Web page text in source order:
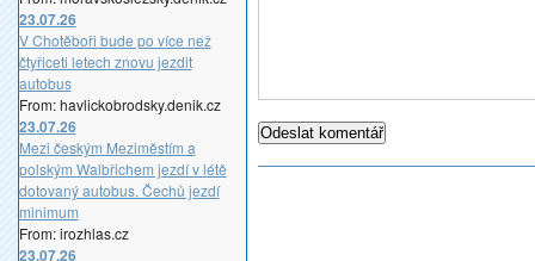
23.07.26
V Chotěboři bude po více než
čtyřiceti letech znovu jezdit
autobus
From: havlickobrodsky.denik.cz
23.07.26
Mezi českým Meziměstím a
polským Walbřichem jezdí v létě
dotovaný autobus. Čechů jezdí
minimum
From: irozhlas.cz
23.07.26